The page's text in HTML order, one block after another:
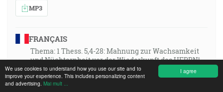
I agree
We use cookies to understand how you use our site and to
improve your experience. This includes personalizing content
and advertising. Mai mult ...
MP3
FRANÇAIS
Thema: 1 Thess. 5,4-28: Mahnung zur Wachsamkeit
und Nüchternheit vor der Wiederkunft des HERRN!
MP3